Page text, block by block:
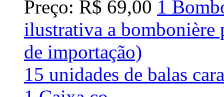
Preço: R$ 69,00 1
ilustrativa a bombonière
de importação)
15 unidades de balas